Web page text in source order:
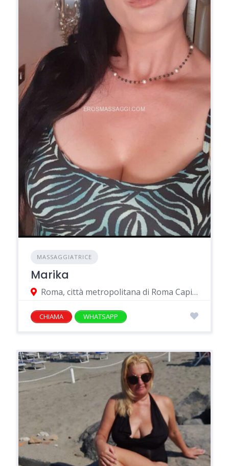
MASSAGGIATRICE
Marika
Roma, città metropolitana di Roma Capitale, Italia
CHIAMA WHATSAPP